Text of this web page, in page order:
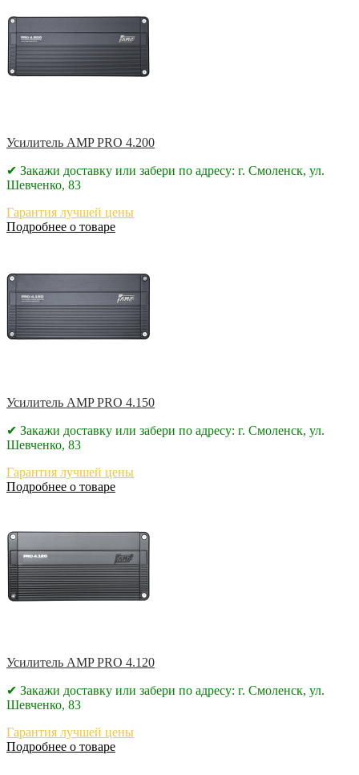
Усилитель AMP PRO 4.200
✔ Закажи доставку или забери по адресу: г. Смоленск, ул.
Шевченко, 83
Гарантия лучшей цены
Подробнее о товаре
Усилитель AMP PRO 4.150
✔ Закажи доставку или забери по адресу: г. Смоленск, ул.
Шевченко, 83
Гарантия лучшей цены
Подробнее о товаре
Усилитель AMP PRO 4.120
✔ Закажи доставку или забери по адресу: г. Смоленск, ул.
Шевченко, 83
Гарантия лучшей цены
Подробнее о товаре